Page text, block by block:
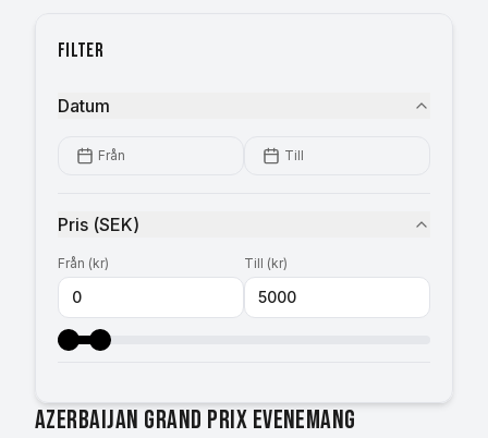
Filter
Datum
Från Till
Pris (SEK)
Från (kr) Till (kr)
Azerbaijan Grand Prix evenemang